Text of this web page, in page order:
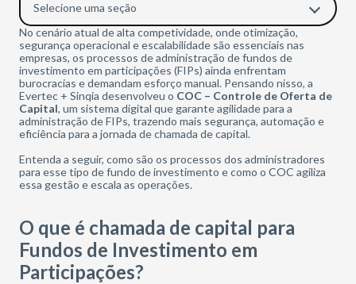
Selecione uma seção
No cenário atual de alta competividade, onde otimização,
segurança operacional e escalabilidade são essenciais nas
empresas, os processos de administração de fundos de
investimento em participações (FIPs) ainda enfrentam
burocracias e demandam esforço manual. Pensando nisso, a
Evertec + Sinqia desenvolveu o COC – Controle de Oferta de
Capital, um sistema digital que garante agilidade para a
administração de FIPs, trazendo mais segurança, automação e
eficiência para a jornada de chamada de capital.
Entenda a seguir, como são os processos dos administradores
para esse tipo de fundo de investimento e como o COC agiliza
essa gestão e escala as operações.
O que é chamada de capital para
Fundos de Investimento em
Participações?